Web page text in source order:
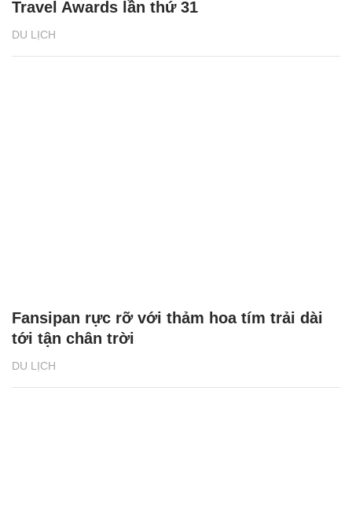
DU LỊCH
Travel Awards lần thứ 31
DU LỊCH
Fansipan rực rỡ với thảm hoa tím trải dài
tới tận chân trời